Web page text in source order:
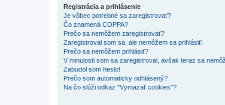
Registrácia a prihlásenie
Je vôbec potrebné sa zaregistrovať?
Čo znamená COPPA?
Prečo sa nemôžem zaregistrovať?
Zaregistroval som sa, ale nemôžem sa prihlásiť!
Prečo sa nemôžem prihlásiť?
V minulosti som sa zaregistroval, avšak teraz sa
Zabudol som heslo!
Prečo som automaticky odhlásený?
Na čo slúži odkaz "Vymazať cookies"?